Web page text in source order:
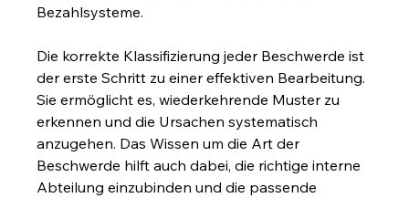
Bezahlsysteme.
Die korrekte Klassifizierung jeder Beschwerde ist
der erste Schritt zu einer effektiven Bearbeitung.
Sie ermöglicht es, wiederkehrende Muster zu
erkennen und die Ursachen systematisch
anzugehen. Das Wissen um die Art der
Beschwerde hilft auch dabei, die richtige interne
Abteilung einzubinden und die passende